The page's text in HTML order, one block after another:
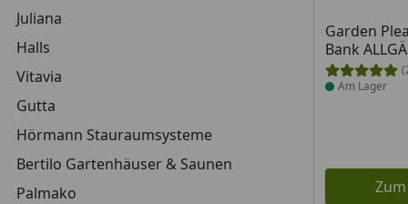
Juliana
Halls
Vitavia
Gutta
Hörmann Stauraumsysteme
Bertilo Gartenhäuser & Saunen
Palmako
Garden
Bank
Produkt
Am Lager